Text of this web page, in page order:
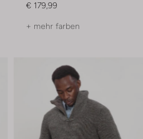
€ 179,99
+ mehr farben